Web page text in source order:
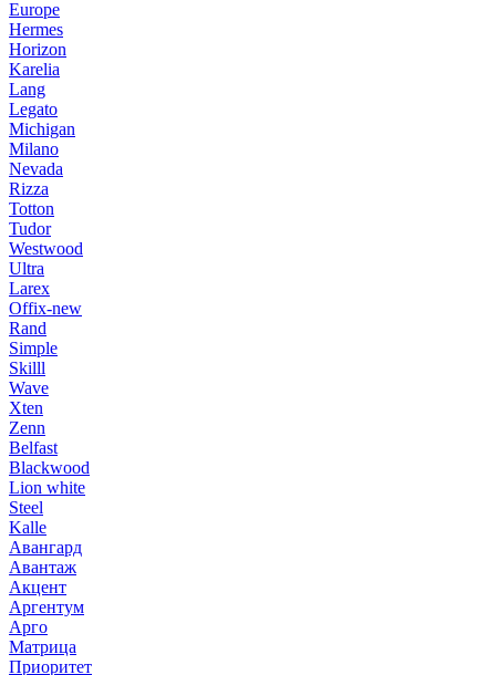
Europe
Hermes
Horizon
Karelia
Lang
Legato
Michigan
Milano
Nevada
Rizza
Totton
Tudor
Westwood
Ultra
Larex
Offix-new
Rand
Simple
Skilll
Wave
Xten
Zenn
Belfast
Blackwood
Lion white
Steel
Kalle
Авангард
Авантаж
Акцент
Аргентум
Арго
Матрица
Приоритет